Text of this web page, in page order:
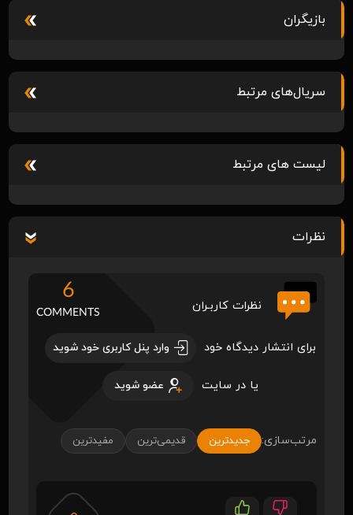
بازیگران
سریال‌های مرتبط
لیست های مرتبط
نظرات
نظرات کاربـران
6
COMMENTS
برای انتشار دیدگاه خود وارد پنل کاربری خود شوید
یا در سایت عضو شوید
مرتب‌سازی: جدیدترین قدیمی‌ترین مفیدترین